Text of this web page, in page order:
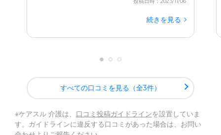
続きを見る
すべての口コミを見る（全3件）
※ケアスル 介護は、 口コミ投稿ガイドラインを設置していま
す。ガイドラインに違反する口コミがあった場合は、お問い